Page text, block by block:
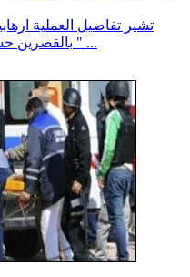
بالقصرين حسب تقريرا بثته قناة " الوطنية الأولى " ...